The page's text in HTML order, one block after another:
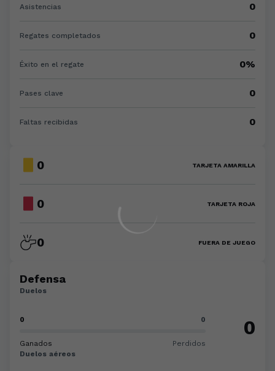
Asistencias 0
Regates completados 0
Éxito en el regate 0%
Pases clave 0
Faltas recibidas 0
0 TARJETA AMARILLA
0 TARJETA ROJA
0 FUERA DE JUEGO
Defensa
Duelos
0 0
Ganados Perdidos
0
Duelos aéreos